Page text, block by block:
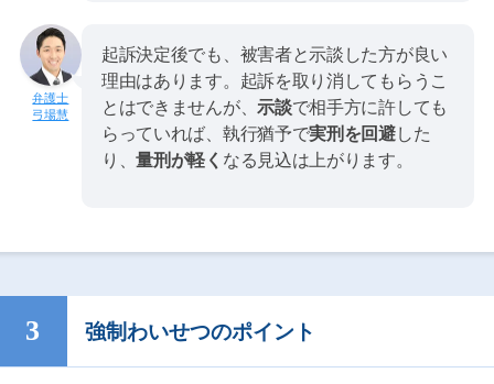
弓場慧
起訴決定後でも、被害者と示談した方が良い
理由はあります。起訴を取り消してもらうこ
とはできませんが、示談で相手方に許しても
らっていれば、執行猶予で実刑を回避した
り、量刑が軽く なる見込は上がります。
強制わいせつのポイント